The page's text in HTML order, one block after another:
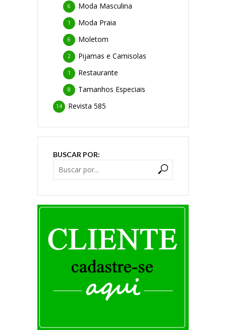
Moda Masculina
6
Moda Praia
1
Moletom
6
Pijamas e Camisolas
2
Restaurante
1
Tamanhos Especiais
8
Revista 585
14
BUSCAR POR: